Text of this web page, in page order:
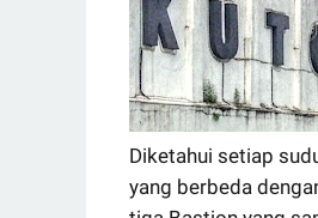
Diketahui setiap
yang berbeda